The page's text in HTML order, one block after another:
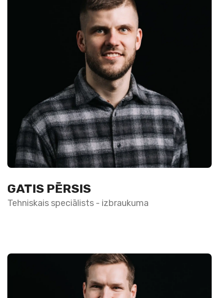
GATIS PĒRSIS
Tehniskais speciālists - izbraukuma